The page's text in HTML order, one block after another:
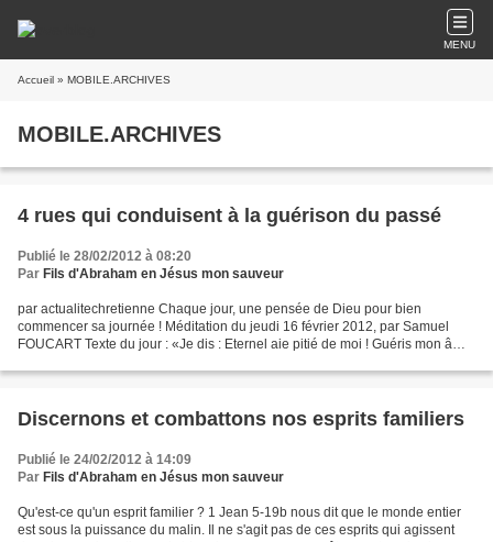
MENU
Accueil » MOBILE.ARCHIVES
MOBILE.ARCHIVES
4 rues qui conduisent à la guérison du passé
Publié le 28/02/2012 à 08:20
Par Fils d'Abraham en Jésus mon sauveur
par actualitechretienne Chaque jour, une pensée de Dieu pour bien
commencer sa journée ! Méditation du jeudi 16 février 2012, par Samuel
FOUCART Texte du jour : «Je dis : Eternel aie pitié de moi ! Guéris mon âme
Discernons et combattons nos esprits familiers
Publié le 24/02/2012 à 14:09
Par Fils d'Abraham en Jésus mon sauveur
Qu'est-ce qu'un esprit familier ? 1 Jean 5-19b nous dit que le monde entier
est sous la puissance du malin. Il ne s'agit pas de ces esprits qui agissent